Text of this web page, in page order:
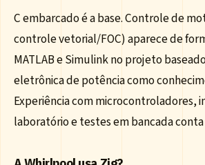
C embarcado é a base. Controle de
controle vetorial/FOC) aparece de
MATLAB e Simulink no projeto
eletrônica de potência como
Experiência com microcontroladores,
laboratório e testes em bancada